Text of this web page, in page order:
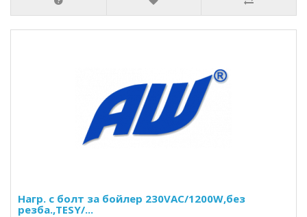
Нагр. с болт за бойлер 230VAC/1200W,без
резба.,TESY/...